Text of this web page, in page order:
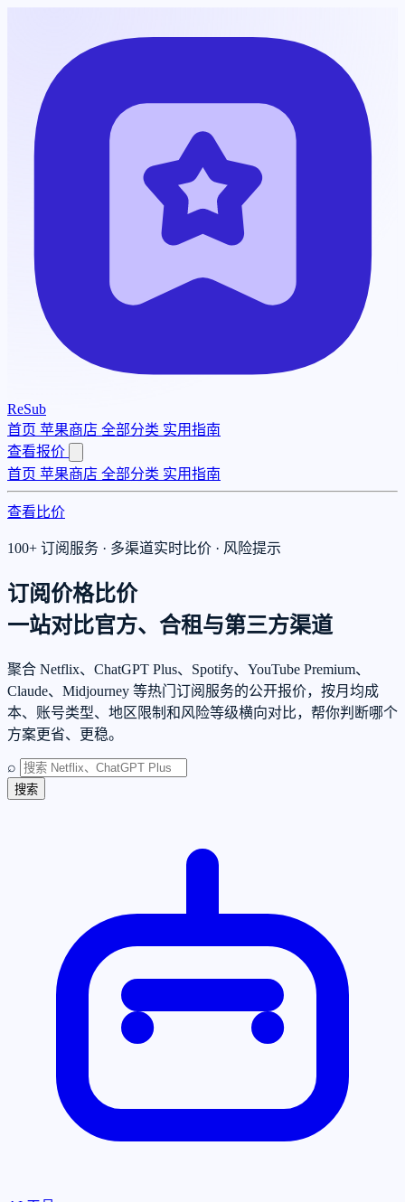
ReSub
首页 苹果商店 全部分类 实用指南
查看报价
首页 苹果商店 全部分类 实用指南
查看比价
100+ 订阅服务 · 多渠道实时比价 · 风险提示
订阅价格比价
一站对比官方、合租与第三方渠道
聚合 Netflix、ChatGPT Plus、Spotify、YouTube Premium、
Claude、Midjourney 等热门订阅服务的公开报价，按月均成
本、账号类型、地区限制和风险等级横向对比，帮你判断哪个
方案更省、更稳。
⌕
搜索